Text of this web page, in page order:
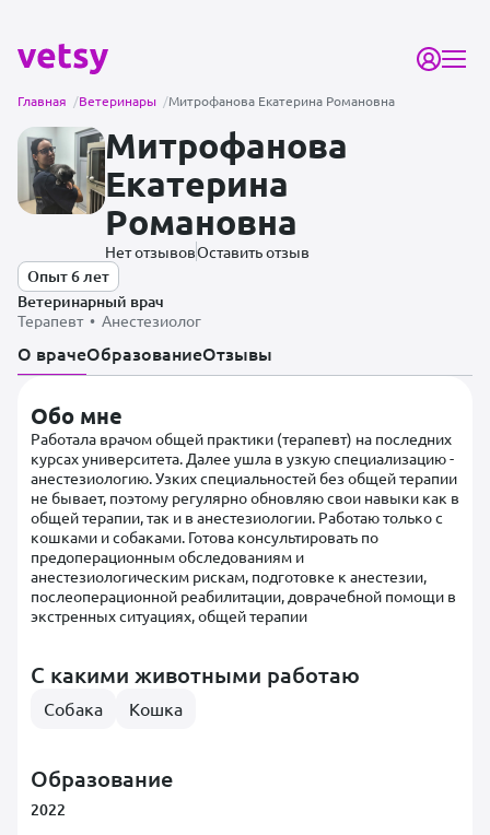
Главная /Ветеринары /Митрофанова Екатерина Романовна
Митрофанова
Екатерина
Романовна
Нет отзывовОставить отзыв
Опыт 6 лет
Ветеринарный врач
Терапевт • Анестезиолог
О врачеОбразованиеОтзывы
Обо мне
Работала врачом общей практики (терапевт) на последних
курсах университета. Далее ушла в узкую специализацию -
анестезиологию. Узких специальностей без общей терапии
не бывает, поэтому регулярно обновляю свои навыки как в
общей терапии, так и в анестезиологии. Работаю только с
кошками и собаками. Готова консультировать по
предоперационным обследованиям и
анестезиологическим рискам, подготовке к анестезии,
послеоперационной реабилитации, доврачебной помощи в
экстренных ситуациях, общей терапии
С какими животными работаю
Собака Кошка
Образование
2022